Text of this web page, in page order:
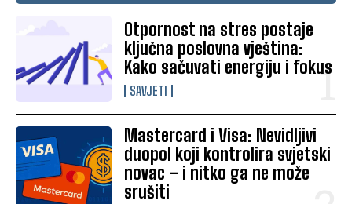
Otpornost na stres postaje
ključna poslovna vještina:
Kako sačuvati energiju i fokus
SAVJETI
Mastercard i Visa: Nevidljivi
duopol koji kontrolira svjetski
novac – i nitko ga ne može
srušiti